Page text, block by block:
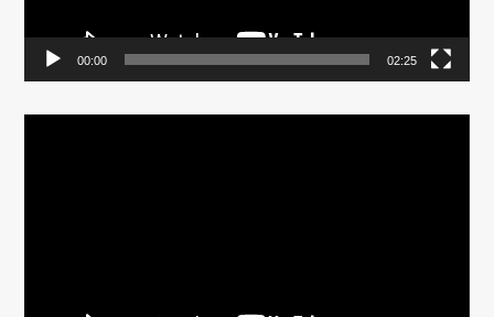
00:00 02:25